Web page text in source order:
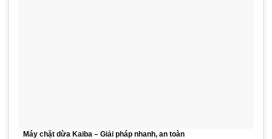
Máy chặt dừa Kaiba – Giải pháp nhanh, an toàn